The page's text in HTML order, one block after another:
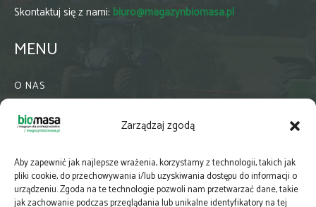
Zarządzaj zgodą
Aby zapewnić jak najlepsze wrażenia, korzystamy z technologii, takich jak
pliki cookie, do przechowywania i/lub uzyskiwania dostępu do informacji o
urządzeniu. Zgoda na te technologie pozwoli nam przetwarzać dane, takie
jak zachowanie podczas przeglądania lub unikalne identyfikatory na tej
Skontaktuj się z nami: biuro@magazynbiomasa.pl
MENU
O NAS
WSPÓŁPRACA
PRENUMERATA
NEWSLETTER